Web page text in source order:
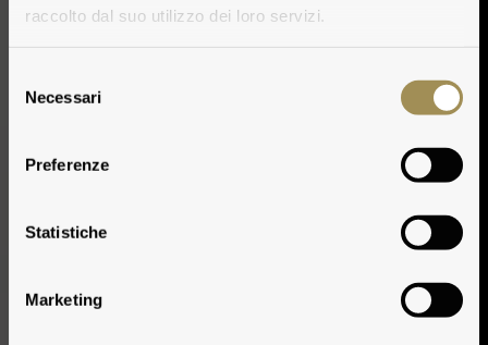
raccolto dal suo utilizzo dei loro servizi.
delNecessari
Preferenze
Statistiche
Marketing
Weinbereitung